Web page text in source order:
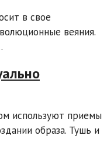
в свое
веяния.
используют приемы
образа. Тушь и